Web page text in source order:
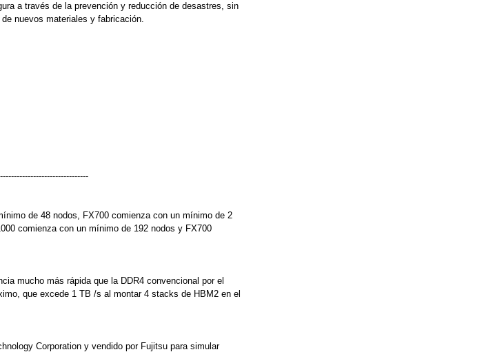
a través de la prevención y reducción de desastres, sin
nuevos materiales y fabricación.
de 48 nodos, FX700 comienza con un mínimo de 2
comienza con un mínimo de 192 nodos y FX700
mucho más rápida que la DDR4 convencional por el
que excede 1 TB /s al montar 4 stacks de HBM2 en el
Corporation y vendido por Fujitsu para simular